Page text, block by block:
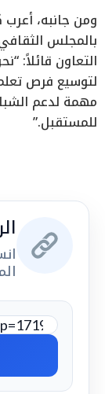
ومن جانبه،
بالمجلس
التعاون قائلاً:
لتوسيع فرص
مهمة لدعم
للمستقبل.”